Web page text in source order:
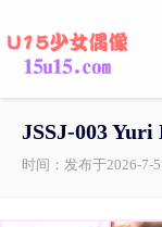
JSSJ-003
时间：发布于2026-7-5